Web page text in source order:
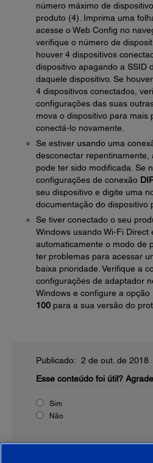
número máximo de
produto (4). Imprima uma
acesse o Web Config no
verifique o número de
houver 4 dispositivos
dispositivo apagando a SSID
daquele dispositivo. Se
4 dispositivos conectados,
configurações das suas
mova o dispositivo para
conectá-lo novamente.
Se estiver usando uma
desconectar repentinamente,
pode ter sido modificada. Se
configurações de conexão
seu dispositivo e digite uma
documentação do dispositivo
Se tiver conectado o seu
Windows usando Wi-Fi Direct
automaticamente o modo de
ter problemas para acessar
baixa prioridade. Verifique a
configurações de adaptador
Windows e configure a opção
100 para a sua versão do
Publicado: 2 de out. de 2018
Esse conteúdo foi útil?
Sim
Não